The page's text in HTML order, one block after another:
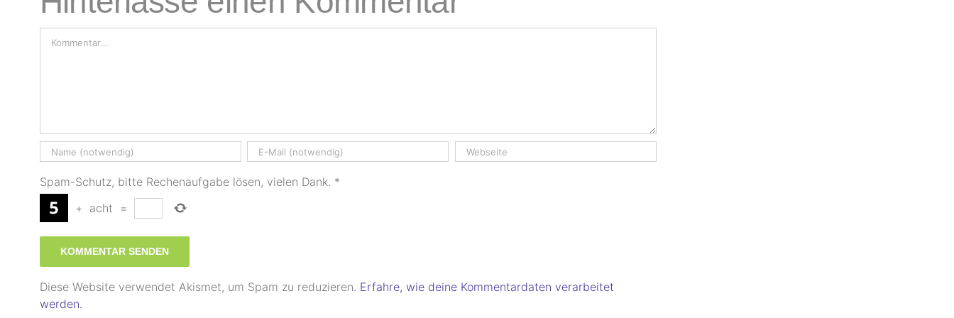
Kommentar
Spam-Schutz, bitte Rechenaufgabe lösen, vielen Dank. *
+ acht =
Diese Website verwendet Akismet, um Spam zu reduzieren. Erfahre, wie deine Kommentardaten verarbeitet
werden.